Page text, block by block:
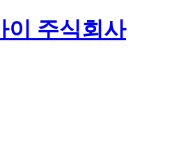
이 주식회사